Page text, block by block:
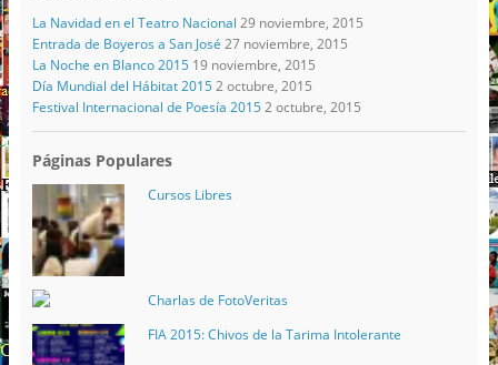
La Navidad en el Teatro Nacional 29 noviembre, 2015
Entrada de Boyeros a San José 27 noviembre, 2015
La Noche en Blanco 2015 19 noviembre, 2015
Día Mundial del Hábitat 2015 2 octubre, 2015
Festival Internacional de Poesía 2015 2 octubre, 2015
Páginas Populares
Cursos Libres
Charlas de FotoVeritas
FIA 2015: Chivos de la Tarima Intolerante